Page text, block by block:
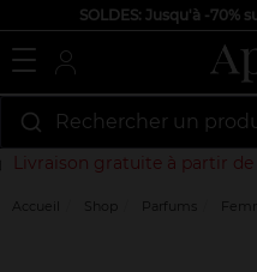
SOLDES: Jusqu'à -70%
Rechercher un
gratuite à partir de
Accueil Shop Parfums